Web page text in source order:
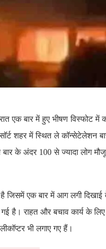
एक बार में हुए भीषण विस्फोट
शहर में स्थित ले
के अंदर 100 से ज्यादा लोग
जिसमें एक बार में आग लगी
गई है। राहत और बचाव कार्य के
भी लगाए गए हैं।